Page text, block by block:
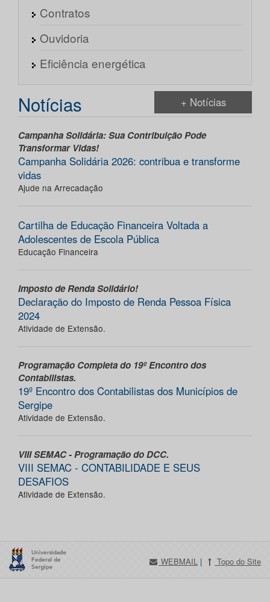
Contratos
Ouvidoria
Eficiência energética
Notícias + Notícias
Campanha Solidária: Sua Contribuição Pode
Transformar Vidas!
Campanha Solidária 2026: contribua e transforme
vidas
Ajude na Arrecadação
Cartilha de Educação Financeira Voltada a
Adolescentes de Escola Pública
Educação Financeira
Imposto de Renda Solidário!
Declaração do Imposto de Renda Pessoa Física
2024
Atividade de Extensão.
Programação Completa do 19º Encontro dos
Contabilistas.
19º Encontro dos Contabilistas dos Municípios de
Sergipe
Atividade de Extensão.
VIII SEMAC - Programação do DCC.
VIII SEMAC - CONTABILIDADE E SEUS
DESAFIOS
Atividade de Extensão.
WEBMAIL | Topo do Site